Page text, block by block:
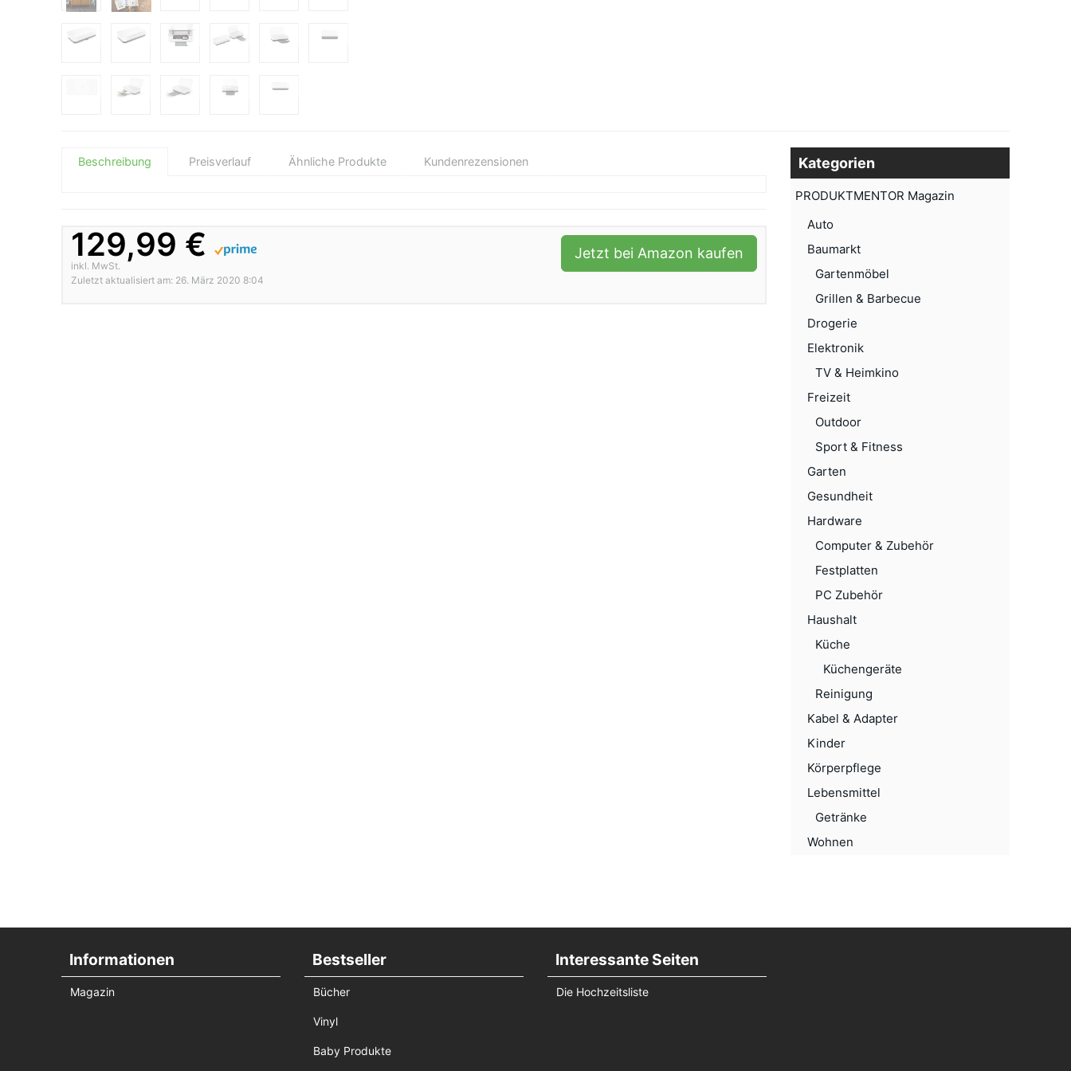
Beschreibung Preisverlauf Ähnliche Produkte Kundenrezensionen
129,99 €
inkl. MwSt.
Zuletzt aktualisiert am: 26. März 2020 8:04
Jetzt bei Amazon kaufen
Kategorien
PRODUKTMENTOR Magazin
Auto
Baumarkt
Gartenmöbel
Grillen & Barbecue
Drogerie
Elektronik
TV & Heimkino
Freizeit
Outdoor
Sport & Fitness
Garten
Gesundheit
Hardware
Computer & Zubehör
Festplatten
PC Zubehör
Haushalt
Küche
Küchengeräte
Reinigung
Kabel & Adapter
Kinder
Körperpflege
Lebensmittel
Getränke
Wohnen
Informationen
Magazin
Bestseller
Bücher
Vinyl
Baby Produkte
Interessante Seiten
Die Hochzeitsliste